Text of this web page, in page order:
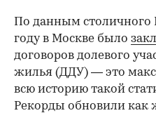
По данным столичного
году в Москве было
договоров долевого
жилья (ДДУ) — это
всю историю такой
Рекорды обновили как